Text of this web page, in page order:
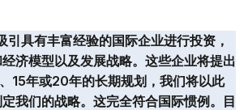
引具有丰富经验的国际企业进行投资，
济模型以及发展战略。这些企业将提出
15年或20年的长期规划，我们将以此
我们的战略。这完全符合国际惯例。目